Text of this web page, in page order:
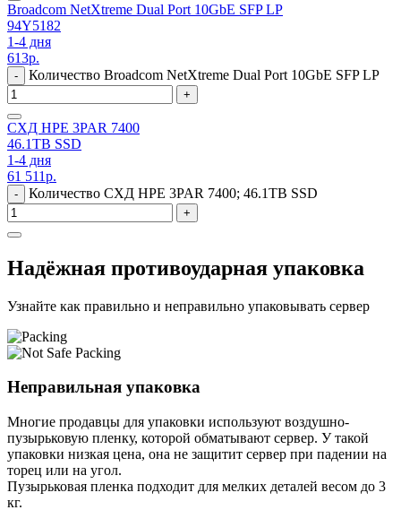
Broadcom NetXtreme Dual Port 10GbE SFP LP
94Y5182
1-4 дня
613р.
- Количество Broadcom NetXtreme Dual Port 10GbE SFP LP
+
СХД HPE 3PAR 7400
46.1TB SSD
1-4 дня
61 511р.
- Количество СХД HPE 3PAR 7400; 46.1TB SSD
+
Надёжная противоударная упаковка
Узнайте как правильно и неправильно упаковывать сервер
Неправильная упаковка
Многие продавцы для упаковки используют воздушно-
пузырьковую пленку, которой обматывают сервер. У такой
упаковки низкая цена, она не защитит сервер при падении на
торец или на угол.
Пузырьковая пленка подходит для мелких деталей весом до 3
кг.